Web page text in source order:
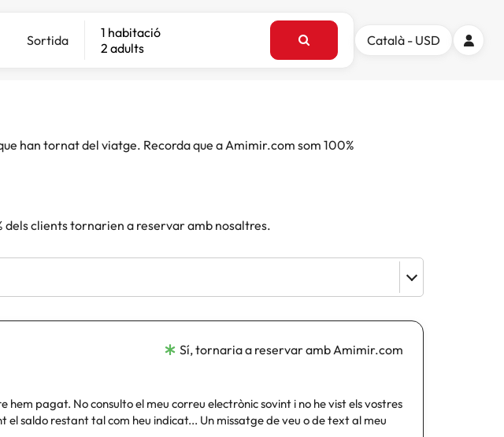
Sortida
1 habitació
2 adults
Català - USD
han tornat del viatge. Recorda que a Amimir.com som 100%
dels clients tornarien a reservar amb nosaltres.